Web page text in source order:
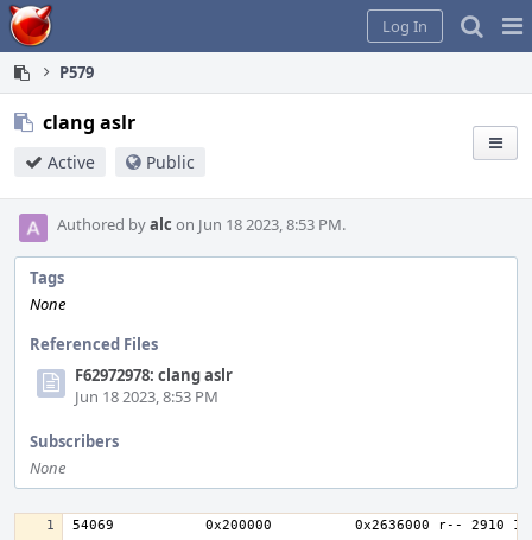
Home
Log In
P579
clang aslr
Active Public
Authored byalc on Jun 18 2023, 8:53 PM.
Tags
None
Referenced Files
F62972978: clang aslr
Jun 18 2023, 8:53 PM
Subscribers
None